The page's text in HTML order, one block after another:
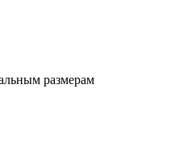
размерам